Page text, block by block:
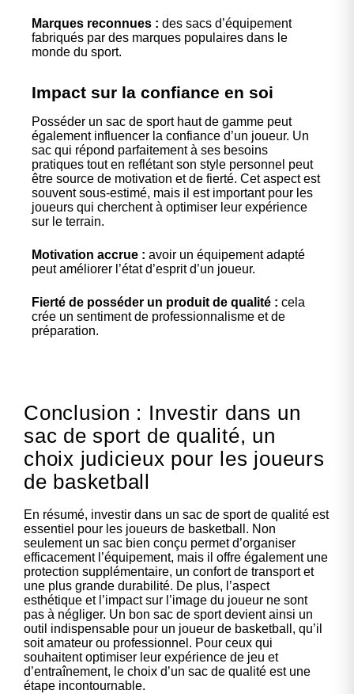
Marques reconnues : des sacs d’équipement
fabriqués par des marques populaires dans le
monde du sport.
Impact sur la confiance en soi
Posséder un sac de sport haut de gamme peut
également influencer la confiance d’un joueur. Un
sac qui répond parfaitement à ses besoins
pratiques tout en reflétant son style personnel peut
être source de motivation et de fierté. Cet aspect est
souvent sous-estimé, mais il est important pour les
joueurs qui cherchent à optimiser leur expérience
sur le terrain.
Motivation accrue : avoir un équipement adapté
peut améliorer l’état d’esprit d’un joueur.
Fierté de posséder un produit de qualité : cela
crée un sentiment de professionnalisme et de
préparation.
Conclusion : Investir dans un
sac de sport de qualité, un
choix judicieux pour les joueurs
de basketball
En résumé, investir dans un sac de sport de qualité est
essentiel pour les joueurs de basketball. Non
seulement un sac bien conçu permet d’organiser
efficacement l’équipement, mais il offre également une
protection supplémentaire, un confort de transport et
une plus grande durabilité. De plus, l’aspect
esthétique et l’impact sur l’image du joueur ne sont
pas à négliger. Un bon sac de sport devient ainsi un
outil indispensable pour un joueur de basketball, qu’il
soit amateur ou professionnel. Pour ceux qui
souhaitent optimiser leur expérience de jeu et
d’entraînement, le choix d’un sac de qualité est une
étape incontournable.